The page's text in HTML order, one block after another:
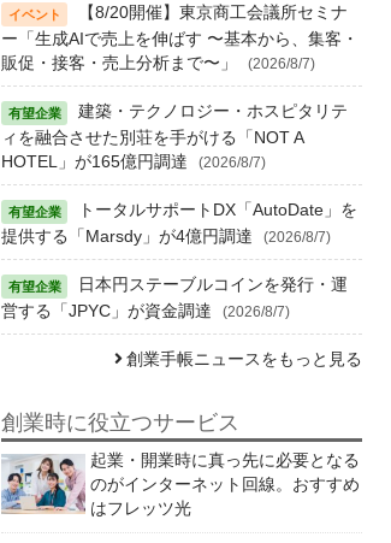
【8/20開催】東京商工会議所セミナ
ー「生成AIで売上を伸ばす 〜基本から、集客・
販促・接客・売上分析まで〜」
(2026/8/7)
建築・テクノロジー・ホスピタリテ
ィを融合させた別荘を手がける「NOT A
HOTEL」が165億円調達
(2026/8/7)
トータルサポートDX「AutoDate」を
提供する「Marsdy」が4億円調達
(2026/8/7)
日本円ステーブルコインを発行・運
営する「JPYC」が資金調達
(2026/8/7)
創業手帳ニュースをもっと見る
創業時に役立つサービス
起業・開業時に真っ先に必要となる
のがインターネット回線。おすすめ
はフレッツ光